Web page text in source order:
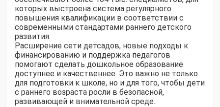
которых выстроена система регулярного
повышения квалификации в соответствии с
современными стандартами раннего детского
развития.
Расширение сети детсадов, новые подходы к
финансированию и поддержка педагогов
помогают сделать дошкольное образование
доступнее и качественнее. Это важно не только
для подготовки к школе, но и для того, чтобы дети
с раннего возраста росли в безопасной,
развивающей и внимательной среде.